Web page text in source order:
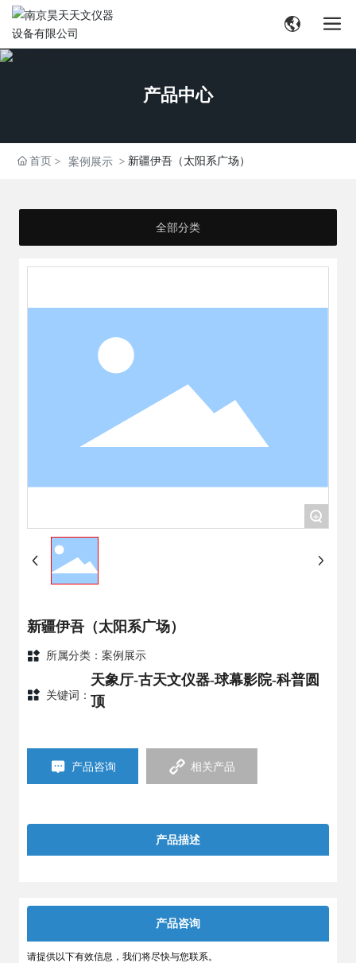
产品中心
首页 案例展示 新疆伊吾（太阳系广场）
全部分类
+
新疆伊吾（太阳系广场）
所属分类：案例展示
关键词：
天象厅-古天文仪器-球幕影院-科普圆
顶
产品咨询 相关产品
产品描述
产品咨询
请提供以下有效信息，我们将尽快与您联系。